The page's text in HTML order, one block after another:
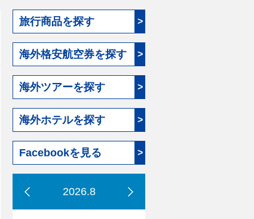
旅行商品を探す >
海外格安航空券を探す >
海外ツアーを探す >
海外ホテルを探す >
Facebookを見る >
2026.8